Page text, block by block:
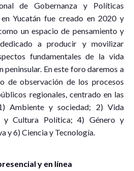
de Gobernanza y Políticas
Yucatán fue creado en 2020 y
un espacio de pensamiento y
a producir y movilizar
fundamentales de la vida
En este foro daremos a
de observación de los procesos
regionales, centrado en las
Ambiente y sociedad; 2) Vida
y Cultura Política; 4) Género y
y 6) Ciencia y Tecnología.
y en línea